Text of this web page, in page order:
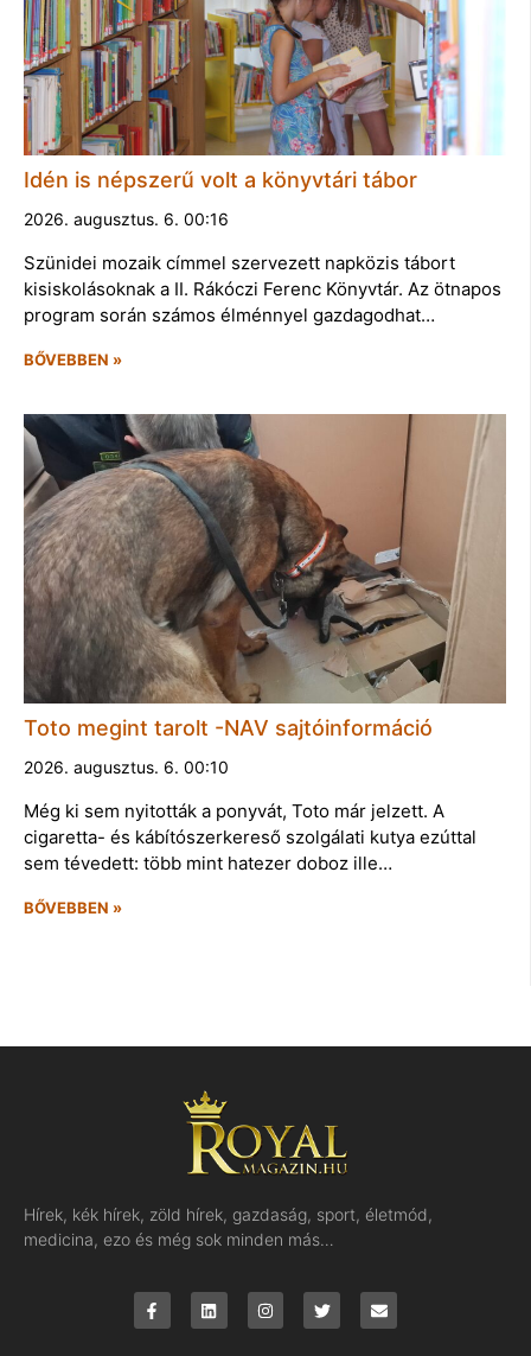
Idén is népszerű volt a könyvtári tábor
2026. augusztus. 6. 00:16
Szünidei mozaik címmel szervezett napközis tábort
kisiskolásoknak a II. Rákóczi Ferenc Könyvtár. Az ötnapos
program során számos élménnyel gazdagodhat…
BŐVEBBEN »
Toto megint tarolt -NAV sajtóinformáció
2026. augusztus. 6. 00:10
Még ki sem nyitották a ponyvát, Toto már jelzett. A
cigaretta- és kábítószerkereső szolgálati kutya ezúttal
sem tévedett: több mint hatezer doboz ille…
BŐVEBBEN »
Hírek, kék hírek, zöld hírek, gazdaság, sport, életmód,
medicina, ezo és még sok minden más…